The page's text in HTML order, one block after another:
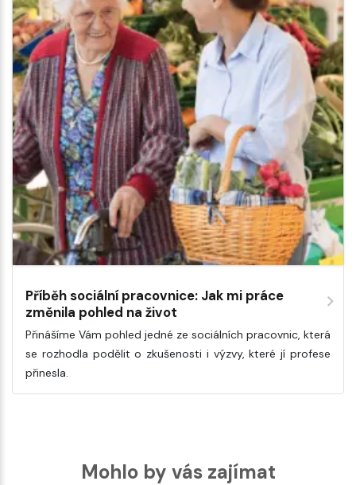
Příběh sociální pracovnice: Jak mi práce
změnila pohled na život
Přinášíme Vám pohled jedné ze sociálních pracovnic, která
se rozhodla podělit o zkušenosti i výzvy, které jí profese
přinesla.
Mohlo by vás zajímat